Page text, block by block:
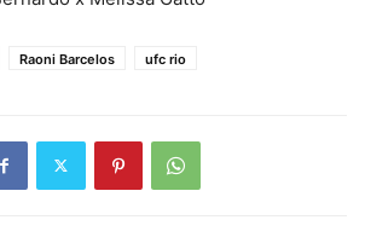
Raoni Barcelos ufc rio